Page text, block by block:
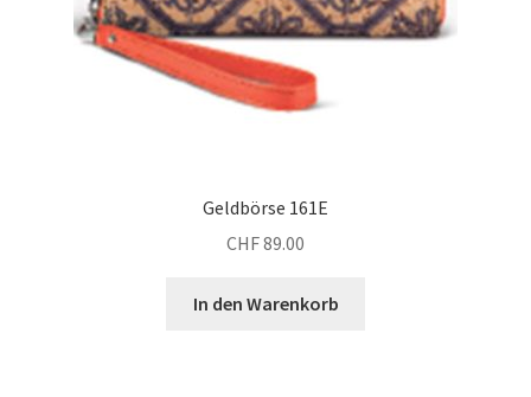
Geldbörse 161E
CHF89.00
In den Warenkorb